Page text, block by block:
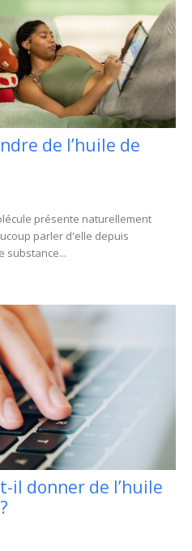
de l’huile de
présente naturellement
parler d'elle depuis
substance...
il donner de l’huile